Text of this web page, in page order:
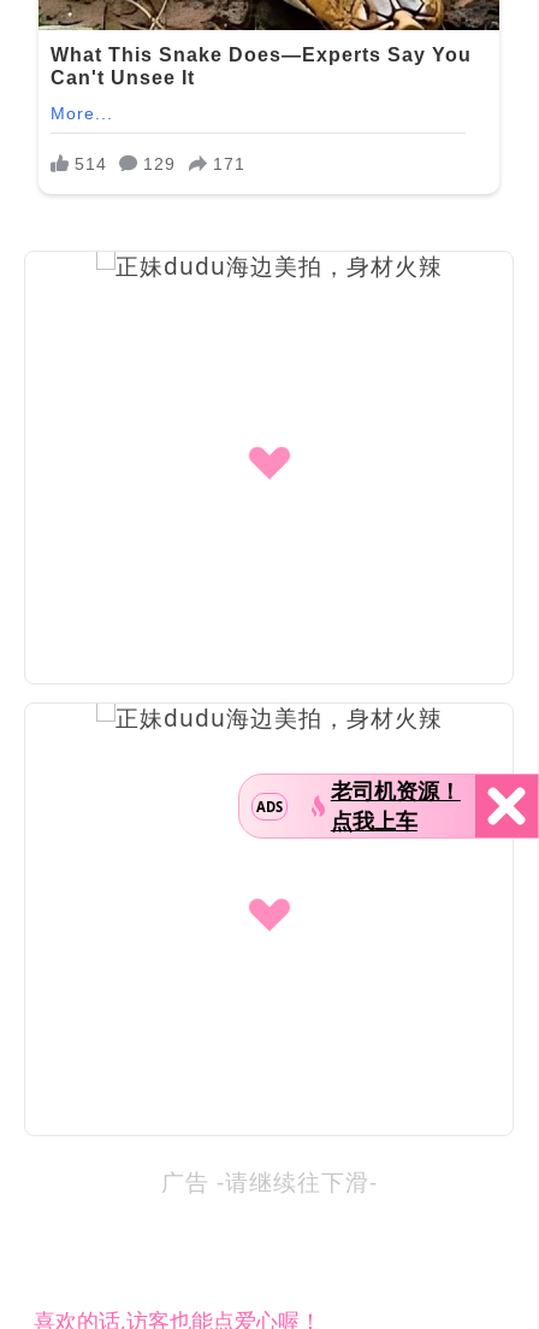
广告 -请继续往下滑-
喜欢的话,访客也能点爱心喔！
ADS
老司机资源！
点我上车